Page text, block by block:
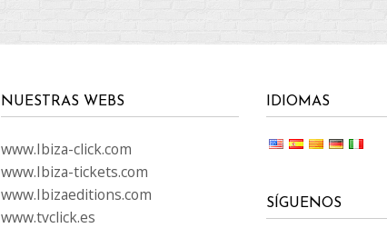
NUESTRAS WEBS
www.Ibiza-click.com
www.Ibiza-tickets.com
www.Ibizaeditions.com
www.tvclick.es
IDIOMAS
SÍGUENOS